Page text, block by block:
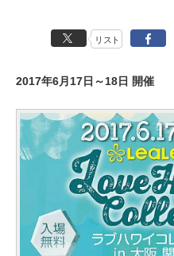
リスト
2017年6月17日～18日 開催